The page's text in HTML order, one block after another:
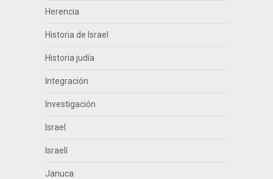
Herencia
Historia de Israel
Historia judía
Integración
Investigación
Israel
Israelí
Januca